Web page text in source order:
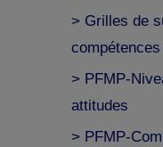
> Grilles de
> PFMP-
attitudes
> PFMP-